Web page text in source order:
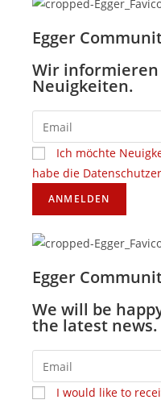
Egger
Wir
Neuigkeiten.
Ich möchte
habe die
Egger
We will be
the latest news.
I would like to